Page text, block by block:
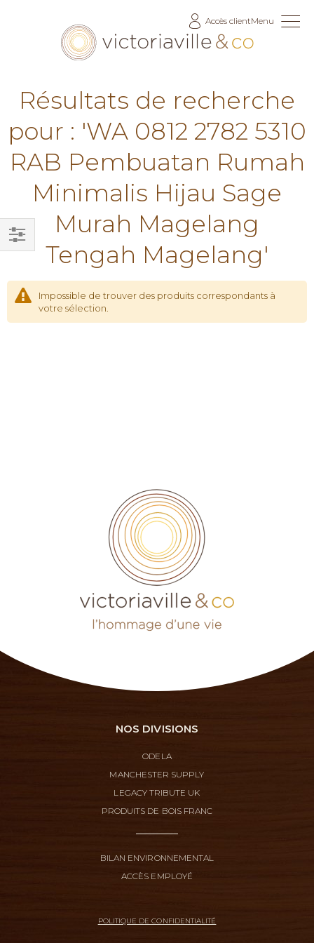
Accès clientMenu
Résultats de recherche
pour : 'WA 0812 2782 5310
RAB Pembuatan Rumah
Minimalis Hijau Sage
Murah Magelang
Tengah Magelang'
Impossible de trouver des produits correspondants à
votre sélection.
Filtrer
NOS DIVISIONS
ODELA
MANCHESTER SUPPLY
LEGACY TRIBUTE UK
PRODUITS DE BOIS FRANC
BILAN ENVIRONNEMENTAL
ACCÈS EMPLOYÉ
POLITIQUE DE CONFIDENTIALITÉ